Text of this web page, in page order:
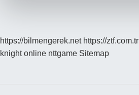
https://bilmengerek.net https://ztf.com.tr
knight online nttgame Sitemap